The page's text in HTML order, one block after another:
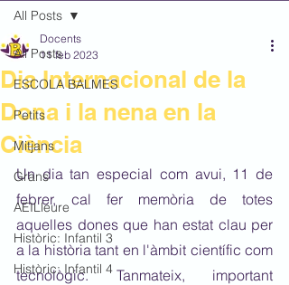
All Posts
ESCOLA BALMES
Petits
Mitjans
Grans
AEILleure
Històric: Infantil 3
Històric: Infantil 4
All Posts
Dia Internacional de la
Dona i la nena en la
Ciència
Docents
11 feb 2023
Un dia tan especial com avui, 11 de
febrer, cal fer memòria de totes
aquelles dones que han estat clau per
a la història tant en l'àmbit científic com
tecnològic. Tanmateix, important